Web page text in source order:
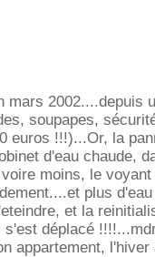
2002....depuis
soupapes,
euros !!!)...Or, la
d'eau chaude,
moins, le
plus
et la
déplacé
appartement,